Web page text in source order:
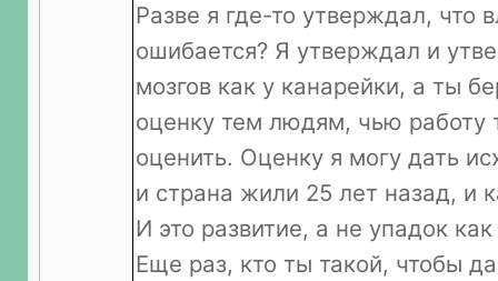
Разве я где-то утверждал, что
ошибается? Я утверждал и
мозгов как у канарейки, а ты
оценку тем людям, чью работу
оценить. Оценку я могу дать
и страна жили 25 лет назад, и
И это развитие, а не упадок
Еще раз, кто ты такой, чтобы